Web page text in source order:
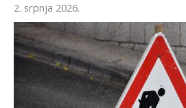
2. srpnja 2026.